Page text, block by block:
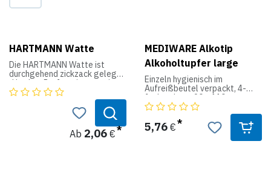
HARTMANN Watte
Die HARTMANN Watte ist
durchgehend zickzack gelegt,
d.h. ohne Perforation, um eine
individuelle bedarfsgerechte
Entnahme zu gewährleisten.
wiederverschließbaren
Kordelzugbeutel in
unterschiedlichenAb 2,06€
MEDIWARE Alkotip
Alkoholtupfer large
Einzeln hygienisch im
Aufreißbeutel verpackt, 4-
fach gelegt, 90 x 110 mm
Menge: 100 Alkoholtupfer,
5,76€